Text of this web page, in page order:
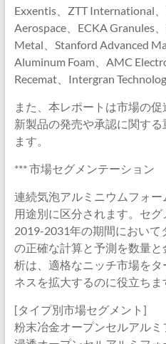
Exxentis、ZTT International
Aerospace、ECKA Granules
Metal、Stanford Advanced
Aluminum Foam、AMC
Recemat、Intergran
また、本レポートは市場の促
新製品の発売や承認に関す
ます。
*** 市場セグメンテーション
連続気泡アルミニウムフォ
用途別に区分されます。セ
2019-2031年の期間におい
の正確な計算と予測を数量
析は、適格なニッチ市場を
ネスを拡大するのに役立ちま
[タイプ別市場セグメント]
粉末冶金オープンセルアル